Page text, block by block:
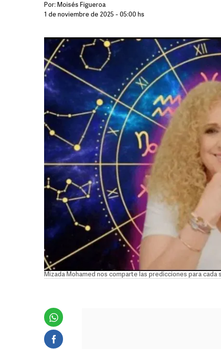
Por: Moisés Figueroa
1 de noviembre de 2025 - 05:00 hs
Mizada Mohamed nos comparte las predicciones para cada